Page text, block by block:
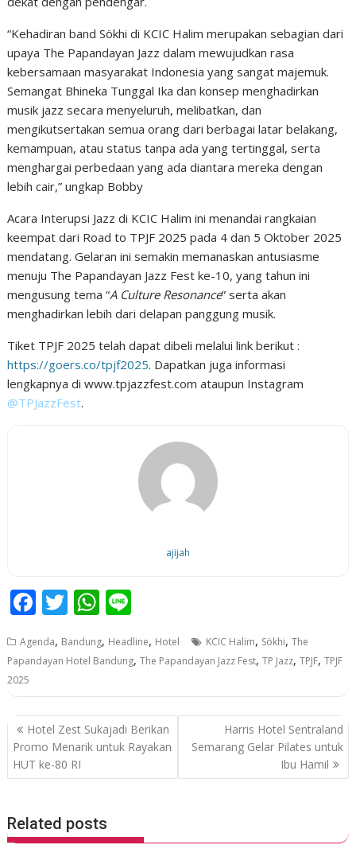
“Kehadiran band Sökhi di KCIC Halim merupakan sebagian dari
upaya The Papandayan Jazz dalam mewujudkan rasa
kebersamaan masyarakat Indonesia yang sangat majemuk.
Semangat Bhineka Tunggal Ika dan konsep menghadirkan
musik jazz secara menyeluruh, melibatkan, dan
mengikutsertakan semua orang dari berbagai latar belakang,
kemampuan, atau status tanpa ada yang tertinggal, serta
menghargai perbedaan yang ada diantara mereka dengan
lebih cair,” ungkap Bobby
Acara Interupsi Jazz di KCIC Halim ini menandai rangkaian
keempat dari Road to TPJF 2025 pada 4 dan 5 Oktober 2025
mendatang. Gelaran ini semakin memanaskan antusiasme
menuju The Papandayan Jazz Fest ke-10, yang tahun ini
mengusung tema “A Culture Resonance” serta akan
menghadirkan lebih dari delapan panggung musik.
Tiket TPJF 2025 telah dapat dibeli melalui link berikut :
https://goers.co/tpjf2025. Dapatkan juga informasi
lengkapnya di www.tpjazzfest.com ataupun Instagram
@TPJazzFest.
ajijah
F
e
b
o
o
k
T
itt
W
at
A
p
p
e
Agenda, Bandung, Headline, Hotel KCIC Halim, Sökhi,The
Papandayan Hotel Bandung,The Papandayan Jazz Fest,TP Jazz,TPJF,TPJF
2025
P
o
s
n
a
Hotel Zest Sukajadi Berikan
Promo Menarik untuk Rayakan
HUT ke-80 RI
Harris Hotel Sentraland
Semarang Gelar Pilates untuk
Ibu Hamil
Related posts